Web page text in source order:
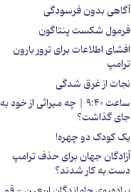
آگاهی بدون فرسودگی
فرمول شکست پنتاگون
افشای اطلاعات برای ترور بارون
ترامپ
نجات از غرق شدگی
ساعت ۹:۴۰ | چه میراثی از خود به
جای گذاشت؟
یک کودک دو چهره!
آزادگان جهان برای حذف ترامپ
دست به کار شدند؟